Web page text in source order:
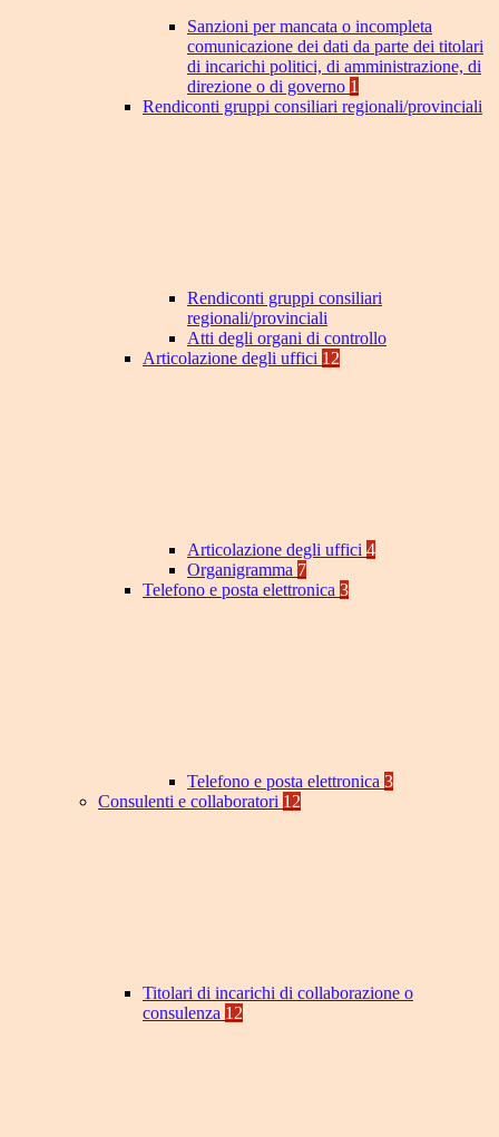
Sanzioni per mancata o incompleta
comunicazione dei dati da parte dei titolari
di incarichi politici, di amministrazione, di
direzione o di governo 1
Rendiconti gruppi consiliari regionali/provinciali
Rendiconti gruppi consiliari
regionali/provinciali
Atti degli organi di controllo
Articolazione degli uffici 12
Articolazione degli uffici 4
Organigramma 7
Telefono e posta elettronica 3
Telefono e posta elettronica 3
Consulenti e collaboratori 12
Titolari di incarichi di collaborazione o
consulenza 12